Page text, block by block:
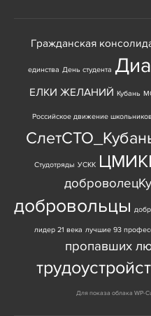
Гражданская
единства День студента
ЕЛКИ ЖЕЛАНИЙ Кубань
Российское движение школьников
Студотряды УСКК
добровольцы
лидер 21 века лучшие 93
пропавших
Для показа облака WP-